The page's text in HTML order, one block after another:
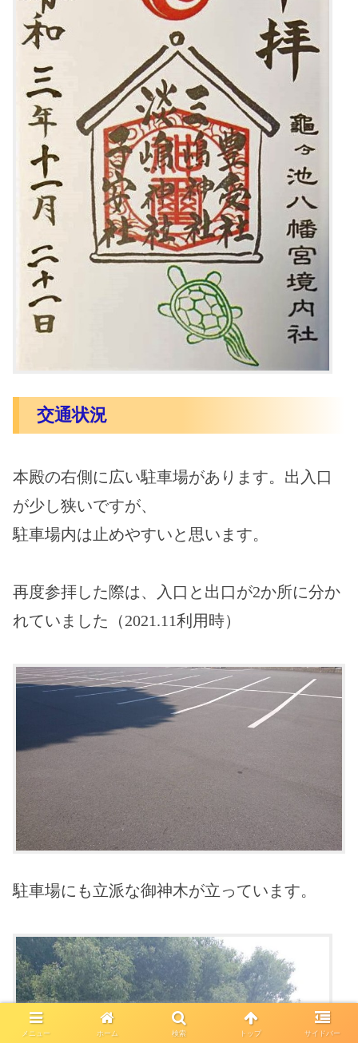
交通状況
本殿の右側に広い駐車場があります。出入口
が少し狭いですが、
駐車場内は止めやすいと思います。
再度参拝した際は、入口と出口が2か所に分か
れていました（2021.11利用時）
駐車場にも立派な御神木が立っています。
メニュー ホーム 検索 トップ サイドバー